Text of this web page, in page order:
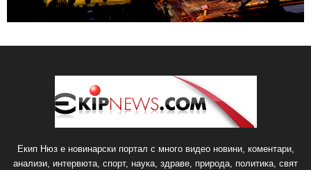
Екип Нюз е новинарски портал с много видео новини, коментари,
анализи, интервюта, спорт, наука, здраве, природа, политика, свят